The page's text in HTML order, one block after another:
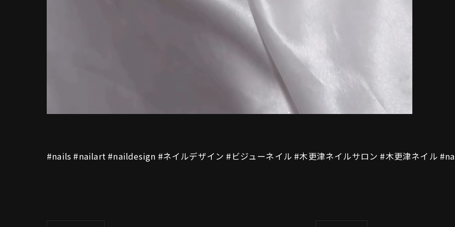
#nails #nailart #naildesign #ネイルデザイン #ビジューネイル #木更津ネイルサロン #木更津ネイル